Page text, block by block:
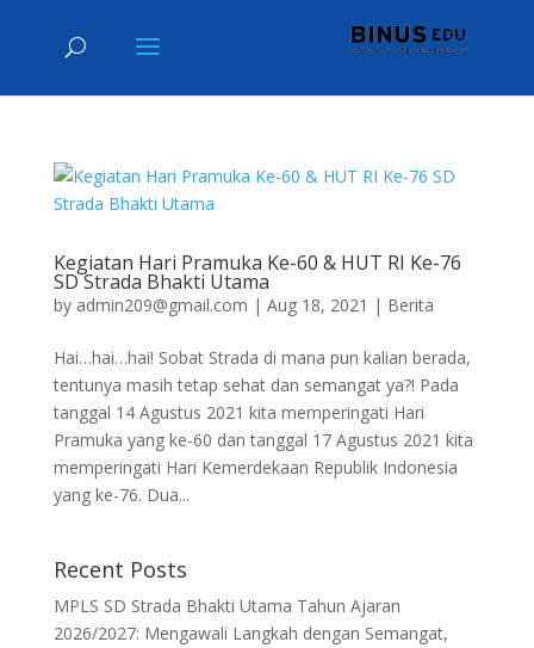
Kegiatan Hari Pramuka Ke-60 & HUT RI Ke-76
SD Strada Bhakti Utama
by admin209@gmail.com | Aug 18, 2021 | Berita
Hai…hai…hai! Sobat Strada di mana pun kalian berada,
tentunya masih tetap sehat dan semangat ya?! Pada
tanggal 14 Agustus 2021 kita memperingati Hari
Pramuka yang ke-60 dan tanggal 17 Agustus 2021 kita
memperingati Hari Kemerdekaan Republik Indonesia
yang ke-76. Dua...
Recent Posts
MPLS SD Strada Bhakti Utama Tahun Ajaran
2026/2027: Mengawali Langkah dengan Semangat,